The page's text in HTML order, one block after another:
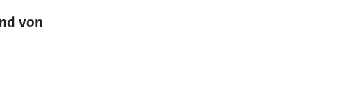
von